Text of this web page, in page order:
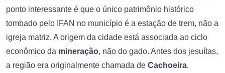
ponto interessante é que o único patrimônio histórico
tombado pelo IFAN no município é a estação de trem, não a
igreja matriz. A origem da cidade está associada ao ciclo
econômico da mineração, não do gado. Antes dos jesuítas,
a região era originalmente chamada de Cachoeira.